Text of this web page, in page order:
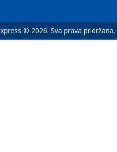
© 2026. Sva prava pridržana.